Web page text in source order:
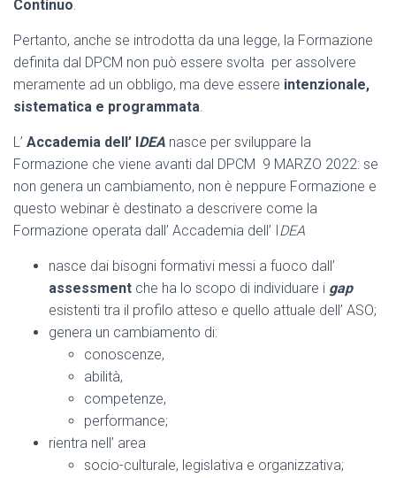
Continuo.
Pertanto, anche se introdotta da una legge, la Formazione
definita dal DPCM non può essere svolta per assolvere
meramente ad un obbligo, ma deve essere intenzionale,
sistematica e programmata.
L’ Accademia dell’ IDEA nasce per sviluppare la
Formazione che viene avanti dal DPCM 9 MARZO 2022: se
non genera un cambiamento, non è neppure Formazione e
questo webinar è destinato a descrivere come la
Formazione operata dall’ Accademia dell’ IDEA
nasce dai bisogni formativi messi a fuoco dall’
assessment che ha lo scopo di individuare i gap
esistenti tra il profilo atteso e quello attuale dell’ ASO;
genera un cambiamento di:
conoscenze,
abilità,
competenze,
performance;
rientra nell’ area
socio-culturale, legislativa e organizzativa;